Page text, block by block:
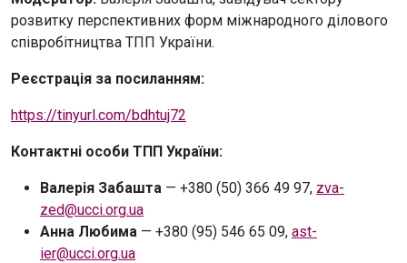
розвитку перспективних форм міжнародного ділового
співробітництва ТПП України.
Реєстрація за посиланням:
https://tinyurl.com/bdhtuj72
Контактні особи ТПП України:
Валерія Забашта — +380 (50) 366 49 97, zva-
zed@ucci.org.ua
Анна Любима — +380 (95) 546 65 09, ast-
ier@ucci.org.ua